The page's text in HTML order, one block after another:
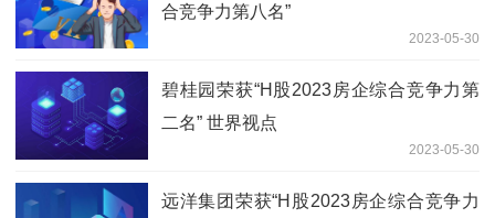
合竞争力第八名”
2023-05-30
碧桂园荣获“H股2023房企综合竞争力第
二名” 世界视点
2023-05-30
远洋集团荣获“H股2023房企综合竞争力